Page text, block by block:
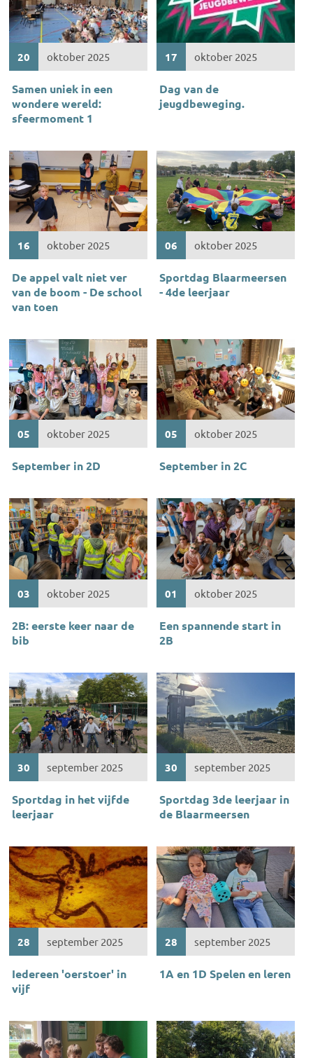
20 oktober 2025
Samen uniek in een
wondere wereld:
sfeermoment 1
17 oktober 2025
Dag van de
jeugdbeweging.
16 oktober 2025
De appel valt niet ver
van de boom - De school
van toen
06 oktober 2025
Sportdag Blaarmeersen
- 4de leerjaar
05 oktober 2025
September in 2D
05 oktober 2025
September in 2C
03 oktober 2025
2B: eerste keer naar de
bib
01 oktober 2025
Een spannende start in
2B
30 september 2025
Sportdag in het vijfde
leerjaar
30 september 2025
Sportdag 3de leerjaar in
de Blaarmeersen
28 september 2025
Iedereen 'oerstoer' in
vijf
28 september 2025
1A en 1D Spelen en leren